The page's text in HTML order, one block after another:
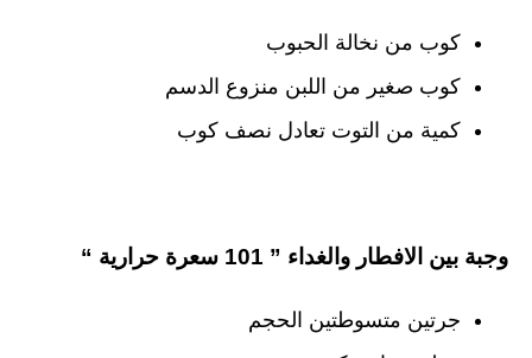
كوب من نخالة الحبوب
كوب صغير من اللبن منزوع الدسم
كمية من التوت تعادل نصف كوب
وجبة بين الافطار والغداء ” 101 سعرة حرارية “
جرتين متسوطتين الحجم